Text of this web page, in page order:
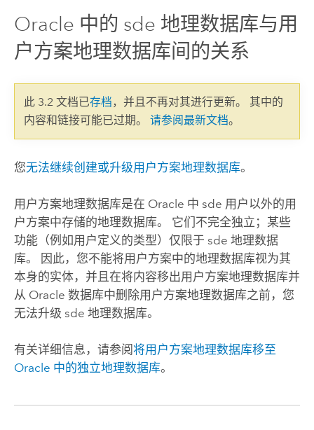
Oracle 中的 sde 地理数据库与用
户方案地理数据库间的关系
此 3.2 文档已存档，并且不再对其进行更新。 其中的
内容和链接可能已过期。 请参阅最新文档。
您无法继续创建或升级用户方案地理数据库。
用户方案地理数据库是在 Oracle 中 sde 用户以外的用
户方案中存储的地理数据库。 它们不完全独立；某些
功能（例如用户定义的类型）仅限于 sde 地理数据
库。 因此，您不能将用户方案中的地理数据库视为其
本身的实体，并且在将内容移出用户方案地理数据库并
从 Oracle 数据库中删除用户方案地理数据库之前，您
无法升级 sde 地理数据库。
有关详细信息，请参阅将用户方案地理数据库移至
Oracle 中的独立地理数据库。